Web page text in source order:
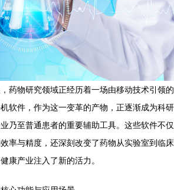
药物研究领域正经历着一场由移动技术引领的
软件，作为这一变革的产物，正逐渐成为科研
乃至普通患者的重要辅助工具。这些软件不仅
率与精度，还深刻改变了药物从实验室到临床
康产业注入了新的活力。